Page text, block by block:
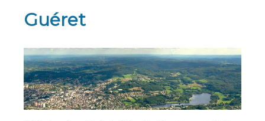
Guéret